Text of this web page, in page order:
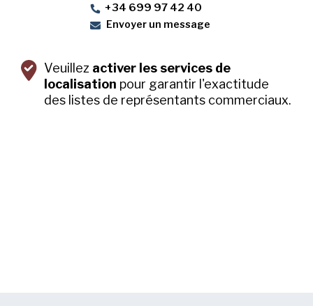
+34 699 97 42 40
Envoyer un message
Veuillez activer les services de
localisation pour garantir l'exactitude
des listes de représentants commerciaux.